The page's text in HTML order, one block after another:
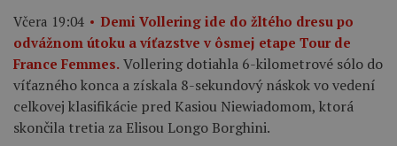
Včera 19:04
Demi Vollering ide do žltého dresu po
odvážnom útoku a víťazstve v ôsmej etape Tour de
France Femmes. Vollering dotiahla 6-kilometrové sólo do
víťazného konca a získala 8-sekundový náskok vo vedení
celkovej klasifikácie pred Kasiou Niewiadomom, ktorá
skončila tretia za Elisou Longo Borghini.